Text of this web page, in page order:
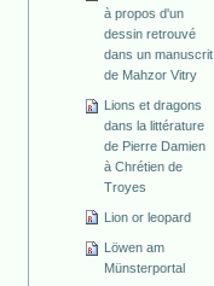
à propos d'un
dessin retrouvé
dans un manuscrit
de Mahzor Vitry
Lions et dragons
dans la littérature
de Pierre Damien
à Chrétien de
Troyes
Lion or leopard
Löwen am
Münsterportal